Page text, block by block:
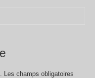
Les champs obligatoires